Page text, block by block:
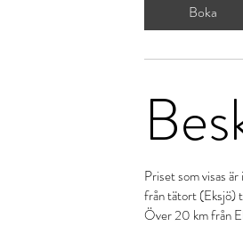
Boka
Priset som visas
från tätort (Eksjö)
Över 20 km från